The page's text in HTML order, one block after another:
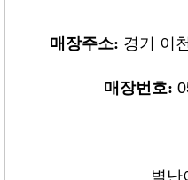
매장주소: 경기 이
매장번호:
별난